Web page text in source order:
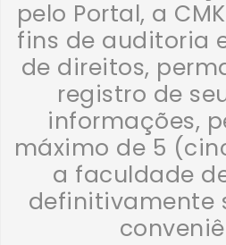
pelo Portal, a
fins de auditoria
de direitos,
registro de
informações,
máximo de 5
a faculdade
definitivamente